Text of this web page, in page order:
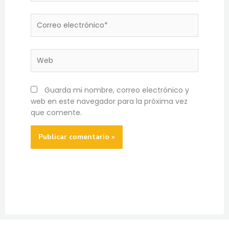
electrónico*
Guarda mi nombre, correo electrónico y
web en este navegador para la próxima vez
que comente.